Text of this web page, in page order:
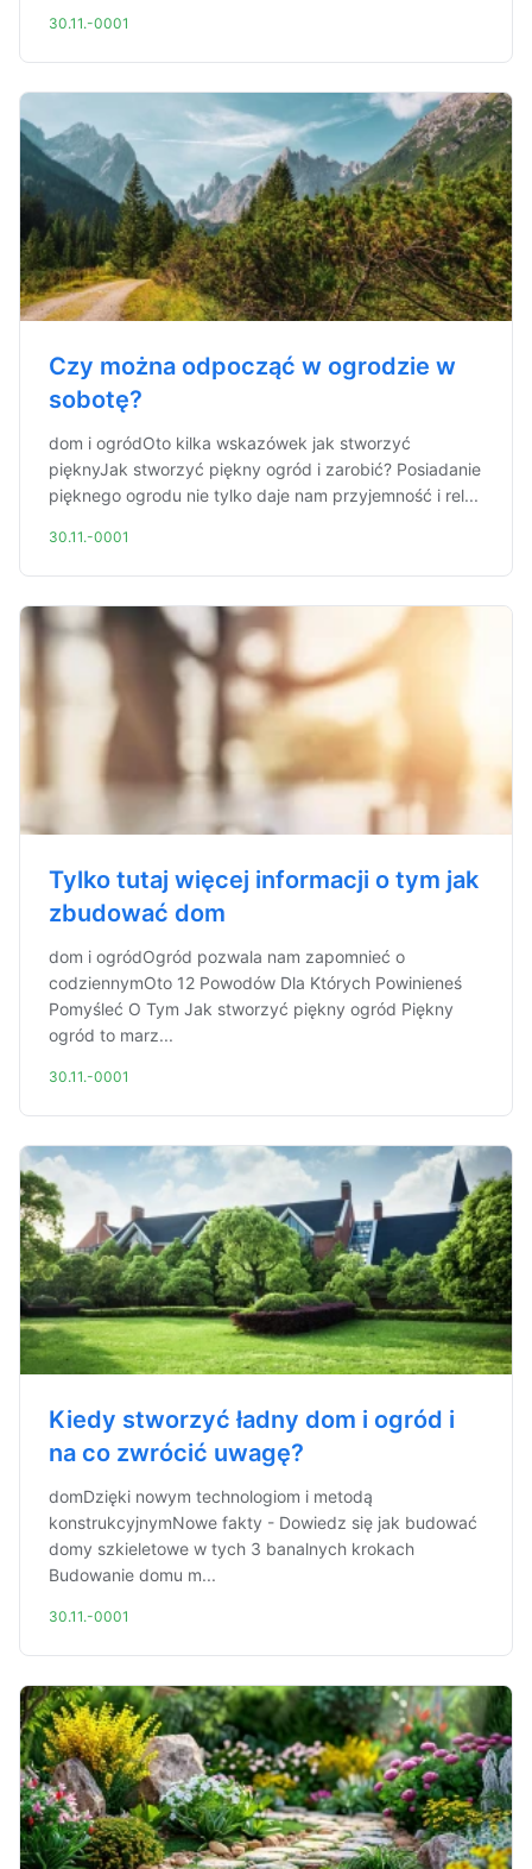
30.11.-0001
Czy można odpocząć w ogrodzie w
sobotę?
dom i ogródOto kilka wskazówek jak stworzyć
pięknyJak stworzyć piękny ogród i zarobić? Posiadanie
pięknego ogrodu nie tylko daje nam przyjemność i rel...
30.11.-0001
Tylko tutaj więcej informacji o tym jak
zbudować dom
dom i ogródOgród pozwala nam zapomnieć o
codziennymOto 12 Powodów Dla Których Powinieneś
Pomyśleć O Tym Jak stworzyć piękny ogród Piękny
ogród to marz...
30.11.-0001
Kiedy stworzyć ładny dom i ogród i
na co zwrócić uwagę?
domDzięki nowym technologiom i metodą
konstrukcyjnymNowe fakty - Dowiedz się jak budować
domy szkieletowe w tych 3 banalnych krokach
Budowanie domu m...
30.11.-0001